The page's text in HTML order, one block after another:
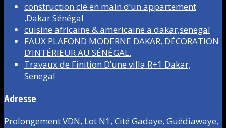
construction clé en main d’un appartement
,Dakar Sénégal
cuisine africaine & americaine a dakar,senegal
FAUX PLAFOND MODERNE DAKAR, DÉCORATION
D’INTÉRIEUR AU SÉNÉGAL.
Travaux de Finition D’une villa R+1 Dakar,
Senegal
Adresse
Prolongement VDN, Lot N1, Cité Gadaye, Guédiawaye,